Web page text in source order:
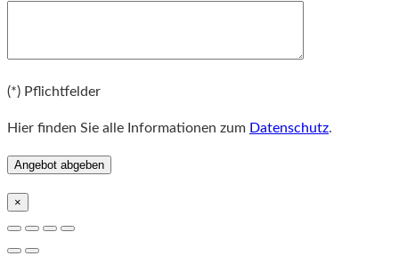
(*) Pflichtfelder
Hier finden Sie alle Informationen zum Datenschutz.
×